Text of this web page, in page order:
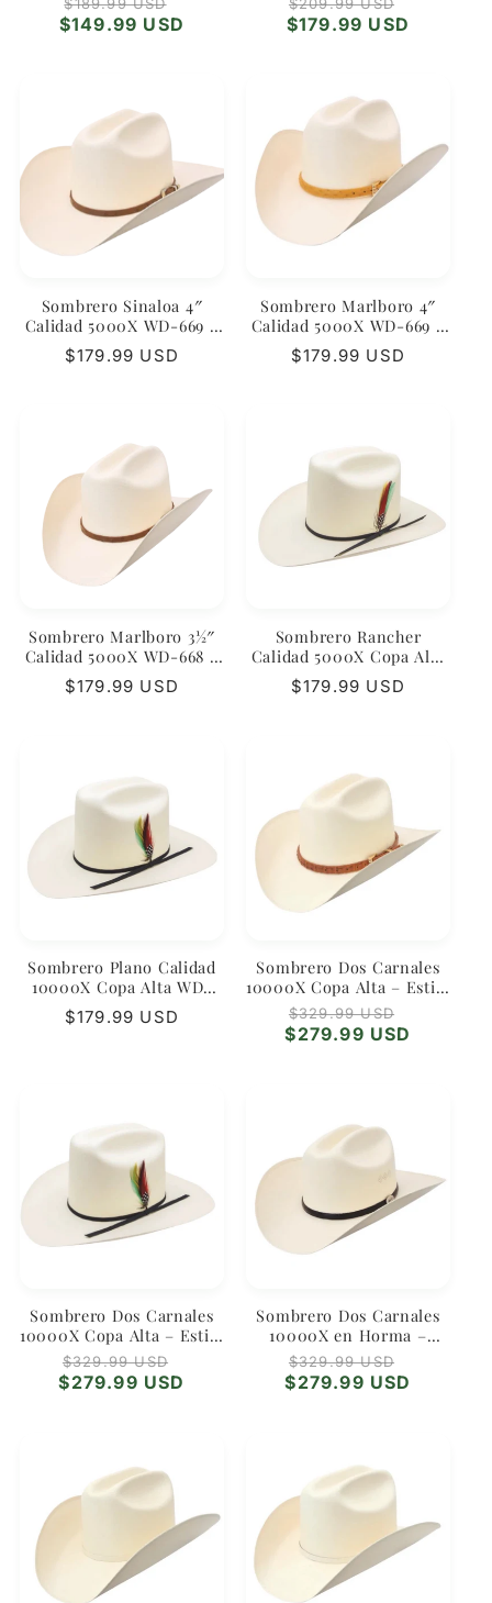
Elegante
price
price
$149.99 USD
price
$179.99 USD
Sombrero Sinaloa 4″
Calidad 5000X WD-669 –
Elegancia y Presencia
Regular
$179.99 USD
Sombrero Marlboro 4″
Calidad 5000X WD-669 –
Western Refinado
Regular
$179.99 USD
Sombrero Marlboro 3½″
Calidad 5000X WD-668 –
Clásico de Colección
Regular
$179.99 USD
Sombrero Rancher
Calidad 5000X Copa Alta
WD-670 – Estilo Regional
Premium
Regular
$179.99 USD
Sombrero Plano Calidad
10000X Copa Alta WD-
672 – Fieltro de Lujo
Regular
$179.99 USD
Sombrero Dos Carnales
10000X Copa Alta – Estilo
Regional Fino
Regular
price
$329.99 USD
price
$279.99 USD
Sombrero Dos Carnales
10000X Copa Alta – Estilo
Regional Norteño
Premium
Regular
price
$329.99 USD
price
$279.99 USD
Sombrero Dos Carnales
10000X en Horma –
Diseño Ajustado con
Acabado Vaquero
Regular
price
$329.99 USD
price
$279.99 USD